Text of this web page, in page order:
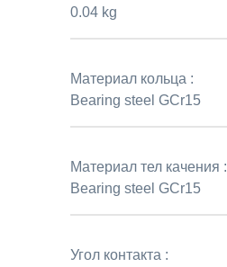
0.04 kg
Материал кольца :
Bearing steel GCr15
Материал тел качения :
Bearing steel GCr15
Угол контакта :